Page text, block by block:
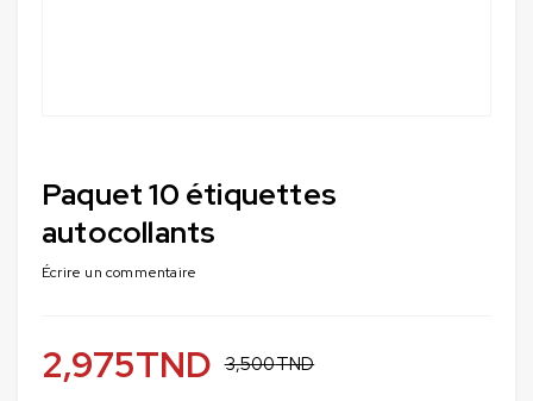
Paquet 10 étiquettes
autocollants
Écrire un commentaire
3,500TND
2,975TND